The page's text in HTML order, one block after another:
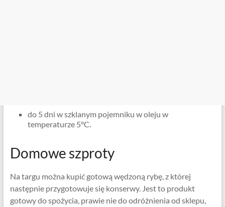
do 5 dni w szklanym pojemniku w oleju w
temperaturze 5°C.
Domowe szproty
Na targu można kupić gotową wędzoną rybę, z której
następnie przygotowuje się konserwy. Jest to produkt
gotowy do spożycia, prawie nie do odróżnienia od sklepu,